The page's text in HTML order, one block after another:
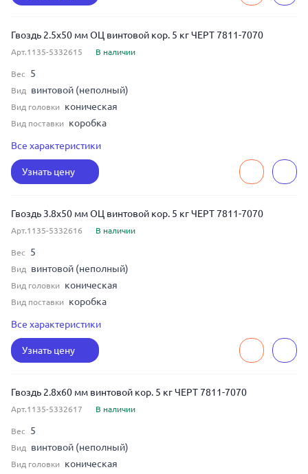
Гвоздь 2.5x50 мм ОЦ винтовой кор. 5 кг ЧЕРТ 7811-7070
Арт.1135-5332615 В наличии
Вес 5
Вид винтовой (неполный)
Вид головки коническая
Вид поставки коробка
Длина 50
Все характеристики
Узнать цену
Гвоздь 3.8x50 мм ОЦ винтовой кор. 5 кг ЧЕРТ 7811-7070
Арт.1135-5332616 В наличии
Вес 5
Вид винтовой (неполный)
Вид головки коническая
Вид поставки коробка
Длина 50
Все характеристики
Узнать цену
Гвоздь 2.8x60 мм винтовой кор. 5 кг ЧЕРТ 7811-7070
Арт.1135-5332617 В наличии
Вес 5
Вид винтовой (неполный)
Вид головки коническая